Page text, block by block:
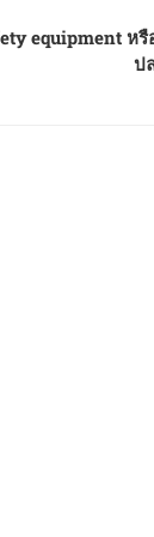
equipment ห
ป